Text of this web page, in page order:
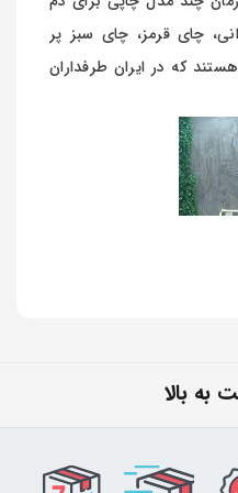
چای قرمز، چای سبز پر
که در ایران طرفداران
به بالا